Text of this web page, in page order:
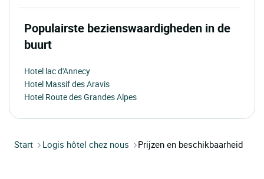
Populairste bezienswaardigheden in de
buurt
Hotel lac d'Annecy
Hotel Massif des Aravis
Hotel Route des Grandes Alpes
Start Logis hôtel chez nous Prijzen en beschikbaarheid